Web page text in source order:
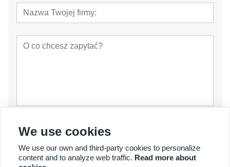
oferta
We use cookies
We use our own and third-party cookies to personalize
content and to analyze web traffic. Read more about